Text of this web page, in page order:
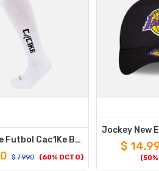
Media De Futbol Cac1Ke Blanco
$7.990 (60% DCTO)
$